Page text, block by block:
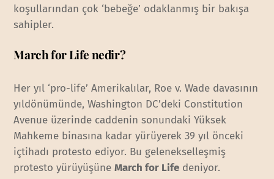
koşullarından çok ‘bebeğe’ odaklanmış bir bakışa
sahipler.
March for Life nedir?
Her yıl ‘pro-life’ Amerikalılar, Roe v. Wade davasının
yıldönümünde, Washington DC’deki Constitution
Avenue üzerinde caddenin sonundaki Yüksek
Mahkeme binasına kadar yürüyerek 39 yıl önceki
içtihadı protesto ediyor. Bu gelenekselleşmiş
protesto yürüyüşüneMarch for Life deniyor.